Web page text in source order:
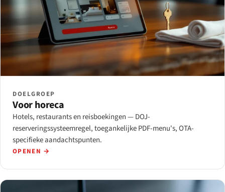
DOELGROEP
Voor horeca
Hotels, restaurants en reisboekingen — DOJ-
reserveringssysteemregel, toegankelijke PDF-menu's, OTA-
specifieke aandachtspunten.
OPENEN →